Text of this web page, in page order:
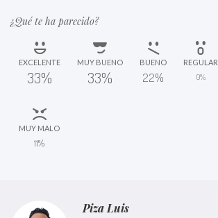
¿Qué te ha parecido?
EXCELENTE
33%
MUY BUENO
33%
BUENO
22%
REGULAR
0%
MUY MALO
11%
Piza Luis